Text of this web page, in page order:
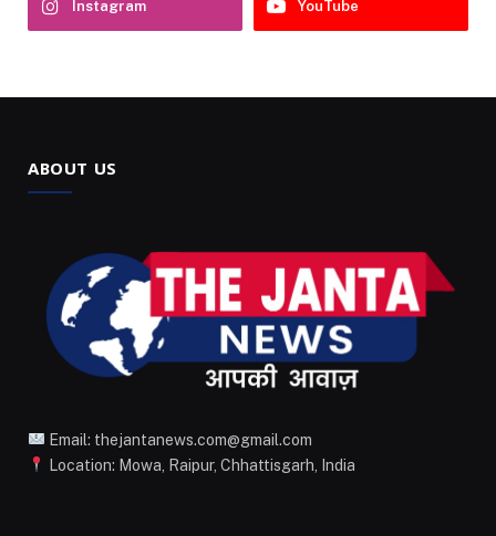
Instagram YouTube
ABOUT US
Email: thejantanews.com@gmail.com
Location: Mowa, Raipur, Chhattisgarh, India